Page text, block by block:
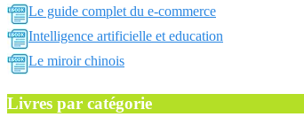
Le guide complet du e-commerce
Intelligence artificielle et education
Le miroir chinois
Livres par catégorie